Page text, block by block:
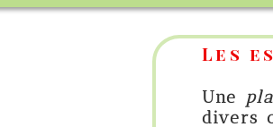
Les espaces
plateforme de
divers outils sont